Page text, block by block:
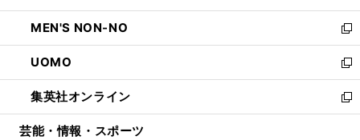
開
く
ウ
で
開
く
ン
ド
ウ
で
開
く
ウ
ィ
ン
ド
ウ
で
開
し
い
ウ
ィ
ン
ド
ウ
MEN'S NON-NO
新
し
い
ウ
ィ
ン
UOMO
新
し
い
ウ
集英社オンライン
新
し
芸能・情報・スポーツ